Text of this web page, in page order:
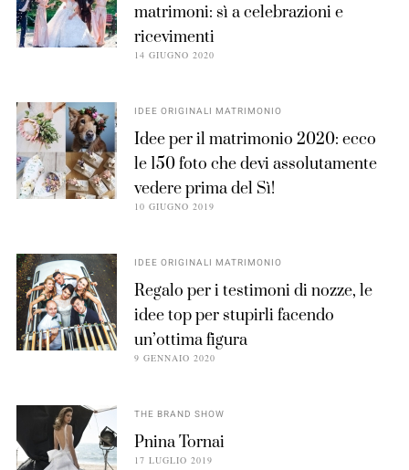
matrimoni: sì a celebrazioni e
ricevimenti
14 GIUGNO 2020
IDEE ORIGINALI MATRIMONIO
Idee per il matrimonio 2020: ecco
le 150 foto che devi assolutamente
vedere prima del Sì!
10 GIUGNO 2019
IDEE ORIGINALI MATRIMONIO
Regalo per i testimoni di nozze, le
idee top per stupirli facendo
un’ottima figura
9 GENNAIO 2020
THE BRAND SHOW
Pnina Tornai
17 LUGLIO 2019